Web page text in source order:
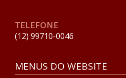
TELEFONE
(12) 99710-0046
MENUS DO WEBSITE